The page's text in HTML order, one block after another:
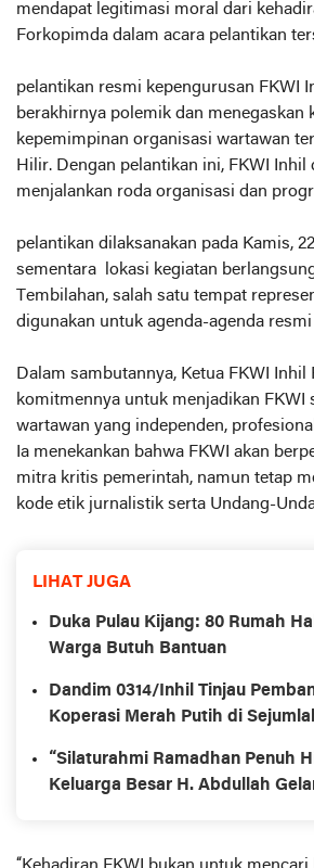
mendapat legitimasi moral dari
Forkopimda dalam acara pelantikan
pelantikan resmi kepengurusan FKWI
berakhirnya polemik dan menegaskan
kepemimpinan organisasi wartawan
Hilir. Dengan pelantikan ini, FKWI Inhil
menjalankan roda organisasi dan
pelantikan dilaksanakan pada Kamis,
sementara lokasi kegiatan
Tembilahan, salah satu tempat
digunakan untuk agenda-agenda
Dalam sambutannya, Ketua FKWI
komitmennya untuk menjadikan FKWI
wartawan yang independen,
Ia menekankan bahwa FKWI akan
mitra kritis pemerintah, namun tetap
kode etik jurnalistik serta Undang-
LIHAT JUGA
Duka Pulau Kijang: 80 Rumah
Warga Butuh Bantuan
Dandim 0314/Inhil Tinjau
Koperasi Merah Putih di
“Silaturahmi Ramadhan Penuh
Keluarga Besar H. Abdullah